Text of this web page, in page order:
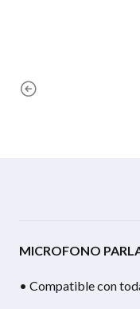
MICROFONO
• Compatible con